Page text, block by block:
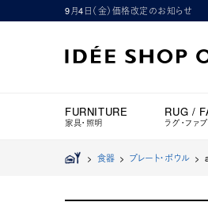
9月4日（金）価格改定のお知らせ
FURNITURE
家具・照明
RUG /
ラグ・ファ
> 食器> プレート・ボウル >